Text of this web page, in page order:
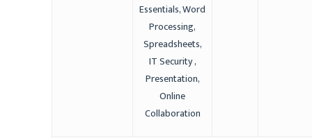
Essentials, Word
Processing,
Spreadsheets,
IT Security ,
Presentation,
Online
Collaboration